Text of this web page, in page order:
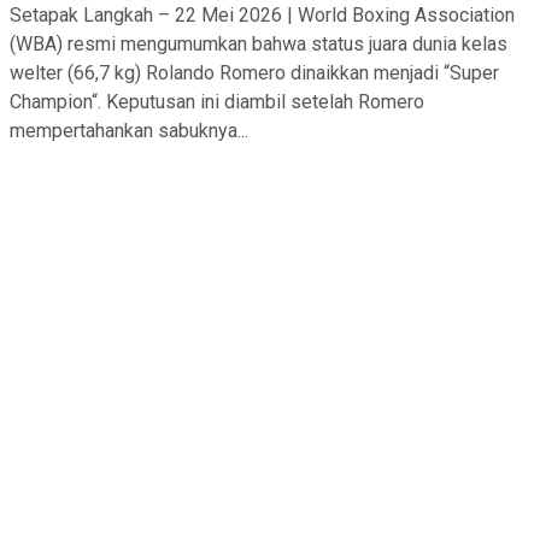
Setapak Langkah – 22 Mei 2026 | World Boxing Association
(WBA) resmi mengumumkan bahwa status juara dunia kelas
welter (66,7 kg) Rolando Romero dinaikkan menjadi “Super
Champion“. Keputusan ini diambil setelah Romero
mempertahankan sabuknya...